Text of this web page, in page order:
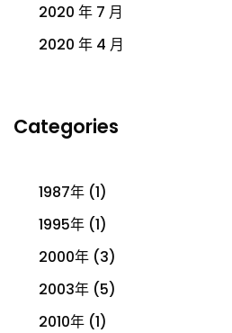
2020 年 7 月
2020 年 4 月
Categories
1987年 (1)
1995年 (1)
2000年 (3)
2003年 (5)
2010年 (1)